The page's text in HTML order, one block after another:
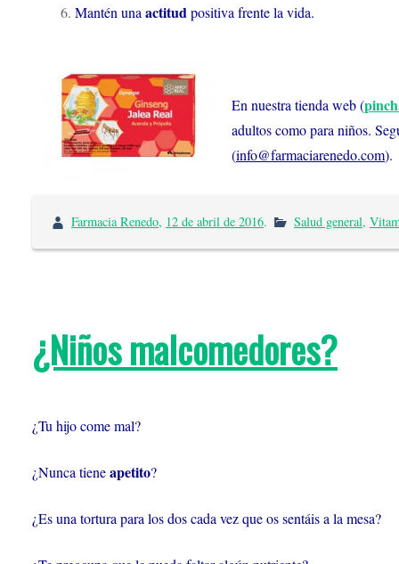
Mantén una actitudpositiva frente la vida.
En nuestra tienda web (
adultos como para niños.
(info@farmaciarenedo.com).
Farmacia Renedo, 12 de abril de 2016. Salud general,
¿Niños malcomedores?
¿Tu hijo come mal?
¿Nunca tieneapetito?
¿Es una tortura para los dos cada vez que os sentáis a la mesa?